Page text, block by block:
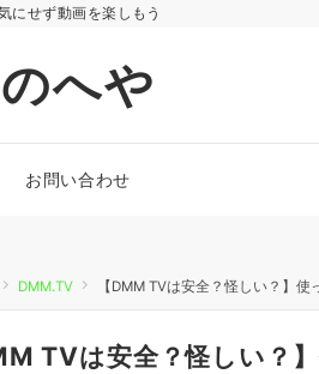
にせず動画を楽しもう
へや
お問い合わせ
DMM.TV 【DMM TVは安全？怪しい？】
TVは安全？怪しい？